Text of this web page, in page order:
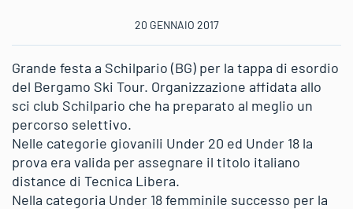
20 GENNAIO 2017
Grande festa a Schilpario (BG) per la tappa di esordio
del Bergamo Ski Tour. Organizzazione affidata allo
sci club Schilpario che ha preparato al meglio un
percorso selettivo.
Nelle categorie giovanili Under 20 ed Under 18 la
prova era valida per assegnare il titolo italiano
distance di Tecnica Libera.
Nella categoria Under 18 femminile successo per la